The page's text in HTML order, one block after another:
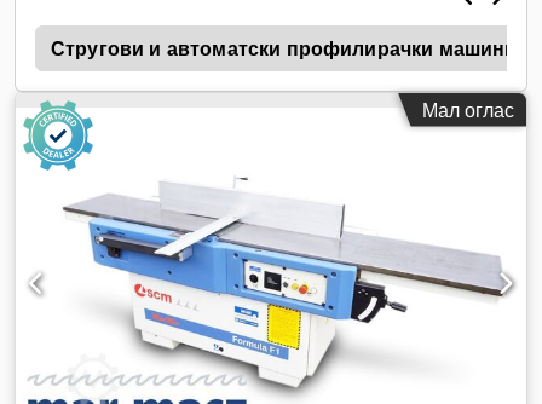
Стругови и автоматски профилирачки машини
Мал оглас